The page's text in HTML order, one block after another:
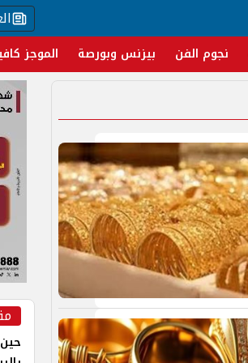
نجوم الفن بيزنس وبورصة الموجز